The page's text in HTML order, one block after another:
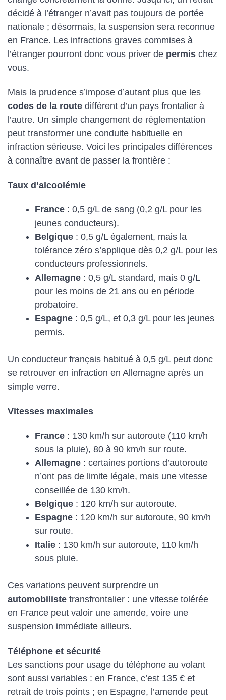
décidé à l’étranger n’avait pas toujours de portée
nationale ; désormais, la suspension sera reconnue
en France. Les infractions graves commises à
l’étranger pourront donc vous priver de permis chez
vous.
Mais la prudence s’impose d’autant plus que les
codes de la route diffèrent d’un pays frontalier à
l’autre. Un simple changement de réglementation
peut transformer une conduite habituelle en
infraction sérieuse. Voici les principales différences
à connaître avant de passer la frontière :
Taux d’alcoolémie
France : 0,5 g/L de sang (0,2 g/L pour les
jeunes conducteurs).
Belgique : 0,5 g/L également, mais la
tolérance zéro s’applique dès 0,2 g/L pour les
conducteurs professionnels.
Allemagne : 0,5 g/L standard, mais 0 g/L
pour les moins de 21 ans ou en période
probatoire.
Espagne : 0,5 g/L, et 0,3 g/L pour les jeunes
permis.
Un conducteur français habitué à 0,5 g/L peut donc
se retrouver en infraction en Allemagne après un
simple verre.
Vitesses maximales
France : 130 km/h sur autoroute (110 km/h
sous la pluie), 80 à 90 km/h sur route.
Allemagne : certaines portions d’autoroute
n’ont pas de limite légale, mais une vitesse
conseillée de 130 km/h.
Belgique : 120 km/h sur autoroute.
Espagne : 120 km/h sur autoroute, 90 km/h
sur route.
Italie : 130 km/h sur autoroute, 110 km/h
sous pluie.
Ces variations peuvent surprendre un
automobiliste transfrontalier : une vitesse tolérée
en France peut valoir une amende, voire une
suspension immédiate ailleurs.
Téléphone et sécurité
Les sanctions pour usage du téléphone au volant
sont aussi variables : en France, c’est 135 € et
retrait de trois points ; en Espagne, l’amende peut